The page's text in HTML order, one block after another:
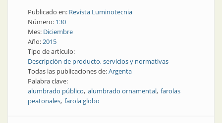
Publicado en: Revista Luminotecnia
Número: 130
Mes: Diciembre
Año:2015
Tipo de artículo:
Descripción de producto, servicios y normativas
Todas las publicaciones de:Argenta
Palabra clave:
alumbrado público alumbrado ornamental farolas
peatonales farola globo